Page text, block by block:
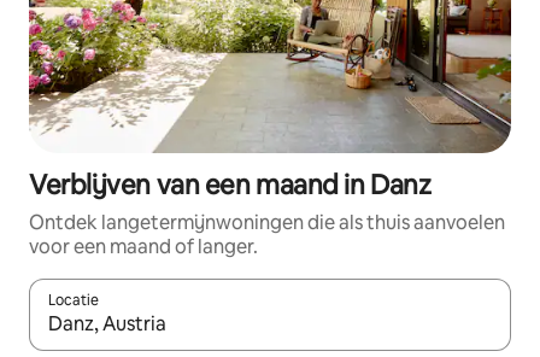
Verblijven van een maand in Danz
Ontdek langetermijnwoningen die als thuis aanvoelen
voor een maand of langer.
Locatie
Wanneer er resultaten beschikbaar zijn, maak je een keuze